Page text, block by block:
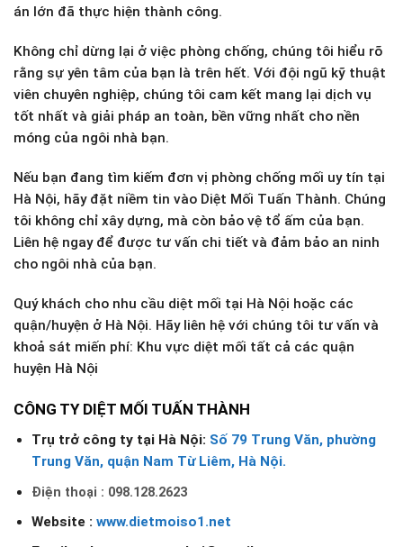
án lớn đã thực hiện thành công.
Không chỉ dừng lại ở việc phòng chống, chúng tôi hiểu rõ
rằng sự yên tâm của bạn là trên hết. Với đội ngũ kỹ thuật
viên chuyên nghiệp, chúng tôi cam kết mang lại dịch vụ
tốt nhất và giải pháp an toàn, bền vững nhất cho nền
móng của ngôi nhà bạn.
Nếu bạn đang tìm kiếm đơn vị phòng chống mối uy tín tại
Hà Nội, hãy đặt niềm tin vào Diệt Mối Tuấn Thành. Chúng
tôi không chỉ xây dựng, mà còn bảo vệ tổ ấm của bạn.
Liên hệ ngay để được tư vấn chi tiết và đảm bảo an ninh
cho ngôi nhà của bạn.
Quý khách cho nhu cầu diệt mối tại Hà Nội hoặc các
quận/huyện ở Hà Nội. Hãy liên hệ với chúng tôi tư vấn và
khoả sát miến phí: Khu vực diệt mối tất cả các quận
huyện Hà Nội
CÔNG TY DIỆT MỐI TUẤN THÀNH
Trụ trở công ty tại Hà Nội: Số 79 Trung Văn, phường
Trung Văn, quận Nam Từ Liêm, Hà Nội.
Điện thoại : 098.128.2623
Website : www.dietmoiso1.net